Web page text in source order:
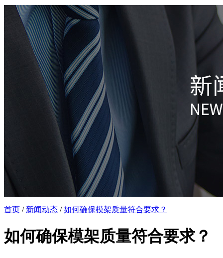
首页 / 新闻动态 /如何确保模架质量符合要求？
如何确保模架质量符合要求？